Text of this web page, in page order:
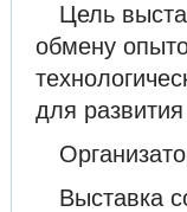
Цель
обмену
для
Выставка